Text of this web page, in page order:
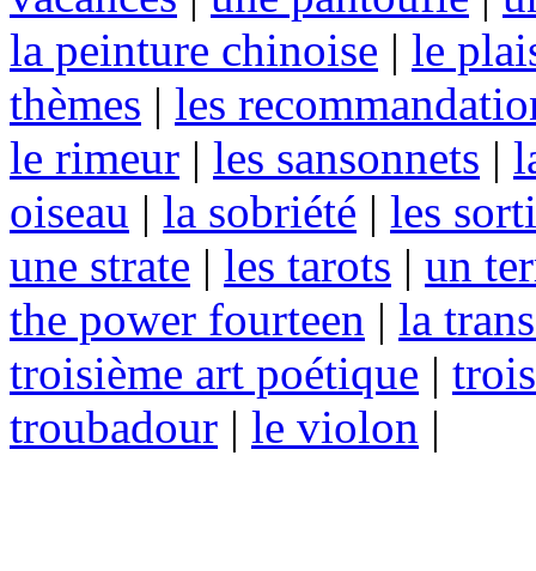
la peinture chinoise | le
thèmes | les
le rimeur | les sansonnets |
oiseau | la sobriété | les
une strate | les tarots | un
the power fourteen | la
troisième art poétique |
troubadour | le violon |